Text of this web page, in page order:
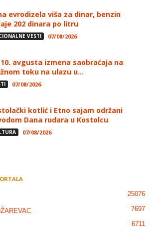
evrodizela viša za dinar, benzin
202 dinara po litru
VESTI 07/08/2026
10. avgusta izmena saobraćaja na
toku na ulazu u...
07/08/2026
kotlić i Etno sajam održani
Dana rudara u Kostolcu
07/08/2026
25076
7697
6711